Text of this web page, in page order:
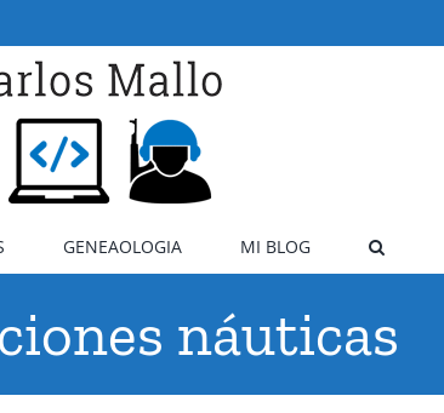
GENEAOLOGIA MI BLOG
náuticas